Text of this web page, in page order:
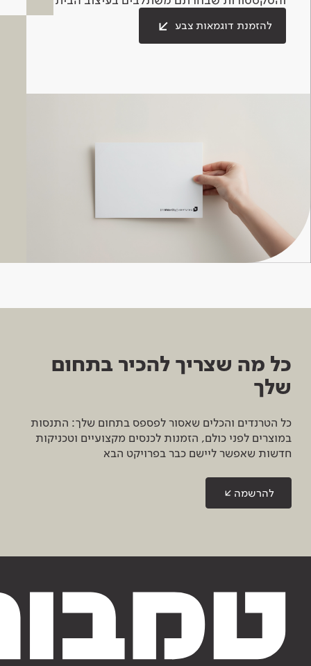
להזמנת דוגמאות צבע
כל מה שצריך להכיר בתחום
שלך
כל הטרנדים והכלים שאסור לפספס בתחום שלך: התנסות
במוצרים לפני כולם, הזמנות לכנסים מקצועיים וטכניקות
חדשות שאפשר ליישם כבר בפרויקט הבא
להרשמה